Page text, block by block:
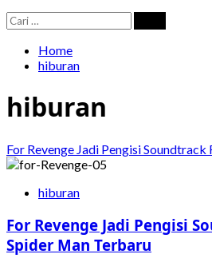
Cari
untuk:
Home
hiburan
hiburan
For Revenge Jadi Pengisi
hiburan
For Revenge Jadi Pengisi
Spider Man Terbaru